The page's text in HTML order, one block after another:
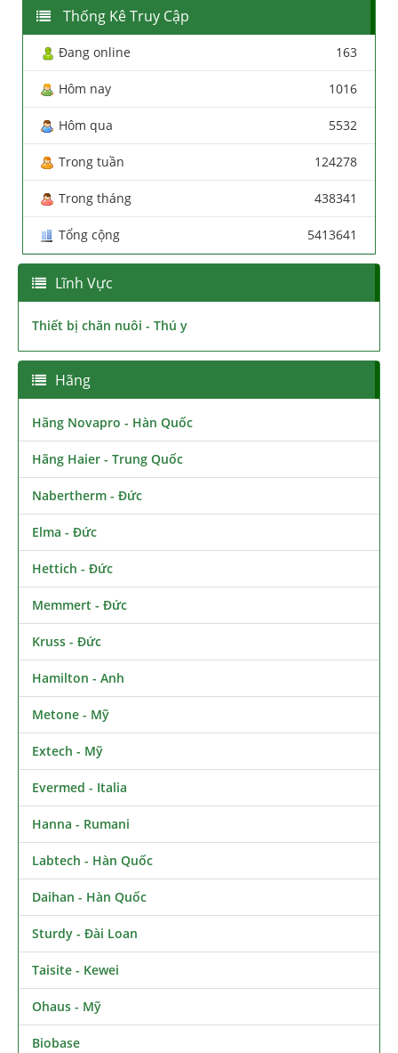
Thống Kê Truy Cập
Đang online 163
Hôm nay 1016
Hôm qua 5532
Trong tuần 124278
Trong tháng 438341
Tổng cộng 5413641
Lĩnh Vực
Thiết bị chăn nuôi - Thú y
Hãng
Hãng Novapro - Hàn Quốc
Hãng Haier - Trung Quốc
Nabertherm - Đức
Elma - Đức
Hettich - Đức
Memmert - Đức
Kruss - Đức
Hamilton - Anh
Metone - Mỹ
Extech - Mỹ
Evermed - Italia
Hanna - Rumani
Labtech - Hàn Quốc
Daihan - Hàn Quốc
Sturdy - Đài Loan
Taisite - Kewei
Ohaus - Mỹ
Biobase